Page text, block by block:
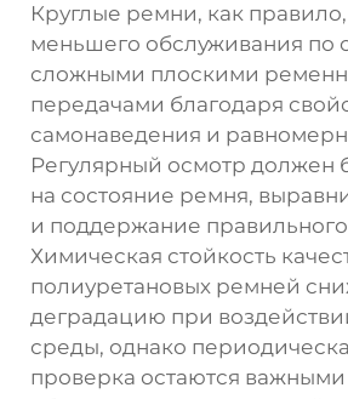
Круглые ремни, как
меньшего обслуживания по
сложными плоскими
передачами благодаря
самонаведения и
Регулярный осмотр должен
на состояние ремня,
и поддержание
Химическая стойкость
полиуретановых ремней
деградацию при
среды, однако
проверка остаются важными